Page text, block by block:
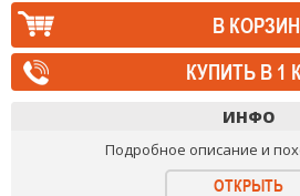
КУПИТЬ В 1
ИНФО
Подробное описание и
ОТКРЫТЬ